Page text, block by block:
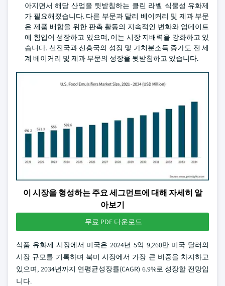
아지면서 해당 산업을 뒷받침하는 클린 라벨 식물성 유화제
가 필요해졌습니다. 다른 부문과 달리 베이커리 및 제과 부문
은 제품 배합을 위한 판촉 활동의 지속적인 변화와 업데이트
에 힘입어 성장하고 있으며, 이는 시장 지배력을 강화하고 있
습니다. 선진국과 신흥국의 성장 및 가처분소득 증가도 전 세
계 베이커리 및 제과 부문의 성장을 뒷받침하고 있습니다.
이 시장을 형성하는 주요 세그먼트에 대해 자세히 알
아보기
무료 PDF 다운로드
식품 유화제 시장에서 미국은 2024년 5억 9,260만 미국 달러의
시장 규모를 기록하며 북미 시장에서 가장 큰 비중을 차지하고
있으며, 2034년까지 연평균성장률(CAGR) 6.9%로 성장할 전망입
니다.